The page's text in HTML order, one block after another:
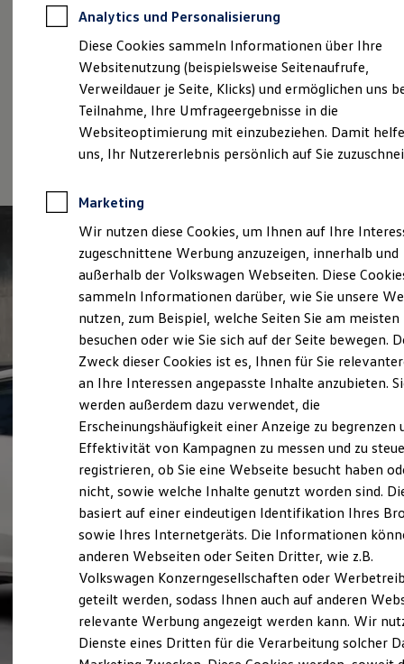
Autokredit mit Schlussrate
Versicherungen und Garantien
Kfz-Versicherung
Restschuldversicherungen
Garantien
Wartungsverträge
Geschäftskunden
Professional Class bei Volkswagen
Großkunden
Behörden
Anpfiff zum Gewinn
Elektroautos
ID. Tutorials
Elektrofahrzeugkonzepte
Reichweite
Reichweite der ID. Modelle
Reichweite im Winter
Laden
Laden unterwegs
Laden Zuhause
Ladezeitensimulator
Batterie
Sicherheit
Garantie und Lebensdauer
Nachhaltigkeit
Technologie
Kosten und Kauf
Verbrauchskosten
Kaufoptionen
E-Auto-Förderung
Software und Konnektivität
Die ID. Software 6
ID. Software Versionen und Updates
Digitale Extras
Schnittstellen zu Ihrem ID.
Impressum & Rechtliches
Analytics und Personalisierung
Diese Cookies sammeln Informationen über Ihre
Websitenutzung (beispielsweise Seitenaufrufe,
Verweildauer je Seite, Klicks) und ermöglichen uns
Teilnahme, Ihre Umfrageergebnisse in die
Websiteoptimierung mit einzubeziehen. Damit
uns, Ihr Nutzererlebnis persönlich auf Sie
Marketing
Wir nutzen diese Cookies, um Ihnen auf Ihre
zugeschnittene Werbung anzuzeigen, innerhalb und
außerhalb der Volkswagen Webseiten. Diese
sammeln Informationen darüber, wie Sie unsere
nutzen, zum Beispiel, welche Seiten Sie am meisten
besuchen oder wie Sie sich auf der Seite bewegen.
Zweck dieser Cookies ist es, Ihnen für Sie
an Ihre Interessen angepasste Inhalte anzubieten.
werden außerdem dazu verwendet, die
Erscheinungshäufigkeit einer Anzeige zu begrenzen
Effektivität von Kampagnen zu messen und zu
registrieren, ob Sie eine Webseite besucht haben
nicht, sowie welche Inhalte genutzt worden sind.
basiert auf einer eindeutigen Identifikation Ihres
sowie Ihres Internetgeräts. Die Informationen
anderen Webseiten oder Seiten Dritter, wie z.B.
Volkswagen Konzerngesellschaften oder
geteilt werden, sodass Ihnen auch auf anderen
relevante Werbung angezeigt werden kann. Wir
Dienste eines Dritten für die Verarbeitung solcher